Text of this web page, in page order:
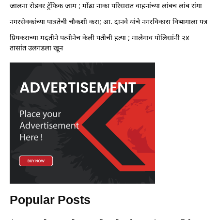
जालना रोडवर ट्रॅफिक जाम ; मोंढा नाका परिसरात वाहनांच्या लांबच लांब रांगा
नगरसेवकांच्या पात्रतेची चौकशी करा; आ. दानवे यांचे नगरविकास विभागाला पत्र
प्रियकराच्या मदतीने पत्नीनेच केली पतीची हत्या ; मालेगाव पोलिसांनी २४
तासांत उलगडला खून
Popular Posts